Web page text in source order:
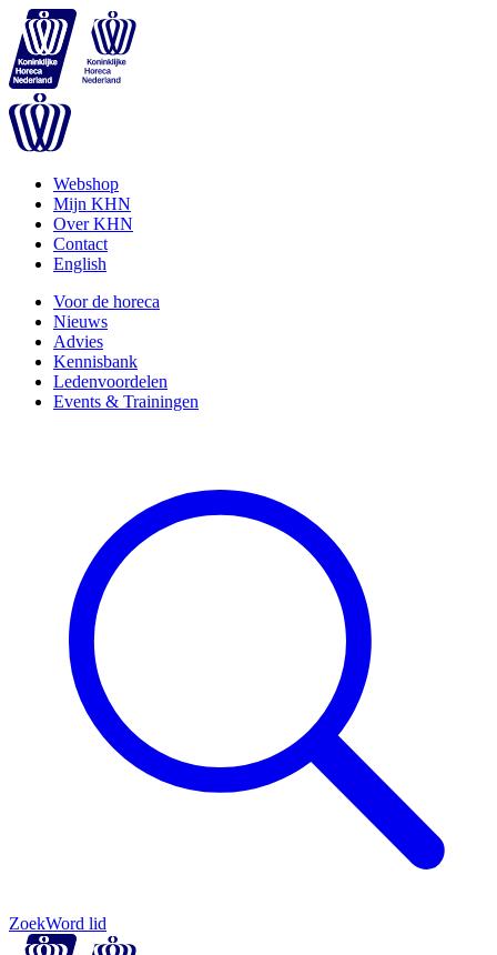
Webshop
Mijn KHN
Over KHN
Contact
English
Voor de horeca
Nieuws
Advies
Kennisbank
Ledenvoordelen
Events & Trainingen
ZoekWord lid